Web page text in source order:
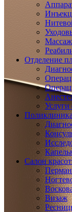
Отделение
Услуги
Салон
Визаж